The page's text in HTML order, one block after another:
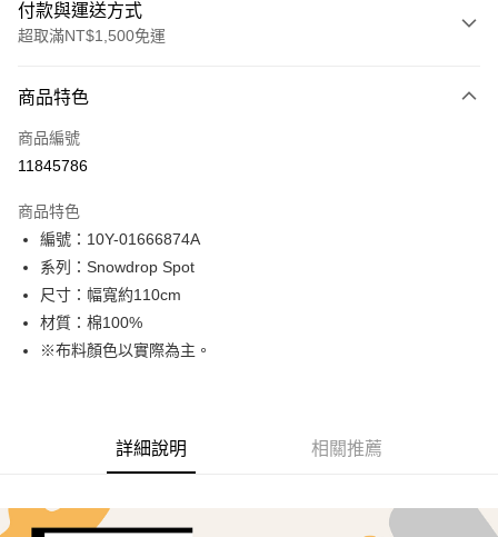
付款與運送方式
超取滿NT$1,500免運
信用卡一次付款
超商取貨付款
Apple Pay
街口支付
Google Pay
AFTEE先享後付
１．簡單：不需註冊會員、不需綁卡、不需儲值。
３．安心：先確認商品／服務後，再付款。
全家取貨付款
商品特色
商品編號
11845786
商品特色
編號：10Y-01666874A
系列：Snowdrop Spot
尺寸：幅寬約110cm
材質：棉100%
※布料顏色以實際為主。
詳細說明 相關推薦